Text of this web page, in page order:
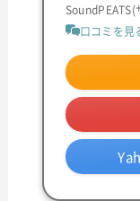
SoundPEATS(
口コミを見